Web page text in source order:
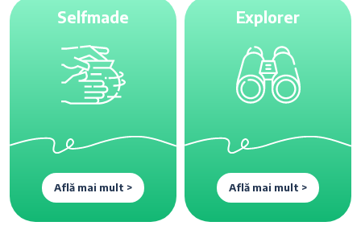
Selfmade
Află mai mult >
Explorer
Află mai mult >